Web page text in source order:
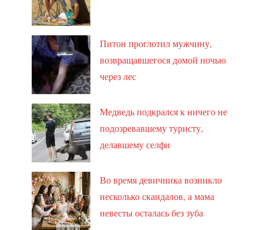
Питон проглотил мужчину,
возвращавшегося домой ночью
через лес
Медведь подкрался к ничего не
подозревавшему туристу,
делавшему селфи
Во время девичника возникло
несколько скандалов, а мама
невесты осталась без зуба